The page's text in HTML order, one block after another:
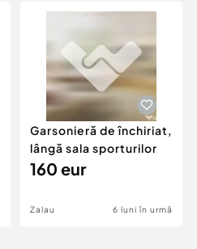
Garsonieră de închiriat,
lângă sala sporturilor
160 eur
Zalau 6 luni în urmă